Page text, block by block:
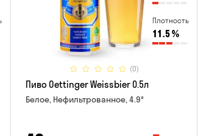
Плотность
11.5%
(0)
Пиво Oettinger Weissbier 0.5л
Белое, Нефильтрованное, 4.9°